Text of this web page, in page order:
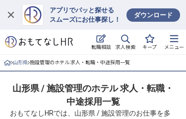
アプリでパッと探せる
スムーズにお仕事探し！
ダウンロード
転職相談 求人検索 キープ メニュー
ログイン
求人・施設を探す
就職・転職 合同説明会
山形県 施設管理のホテル 求人・転職・中途採用一覧
山形県 / 施設管理のホテル 求人・転職・
中途採用一覧
おもてなしHRでは、山形県 / 施設管理のお仕事を多